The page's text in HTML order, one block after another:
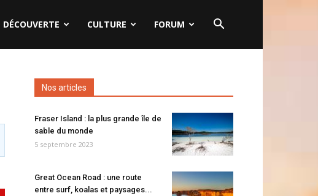
DÉCOUVERTE CULTURE FORUM
Nos articles
Fraser Island : la plus grande île de
sable du monde
5 septembre 2023
Great Ocean Road : une route
entre surf, koalas et paysages...